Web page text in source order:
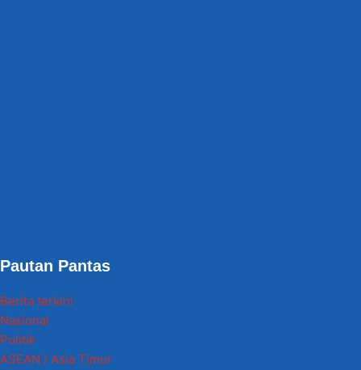
Pautan Pantas
Berita terkini
Nasional
Politik
ASEAN / Asia Timur